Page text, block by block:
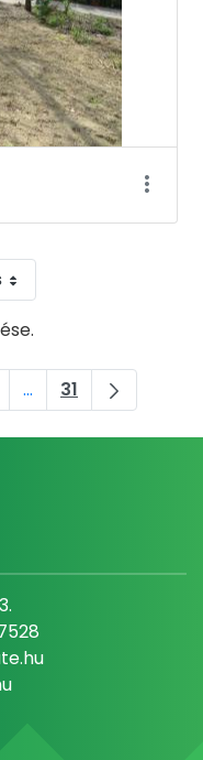
a TAB
...Köztes oldalak
Oldal
31